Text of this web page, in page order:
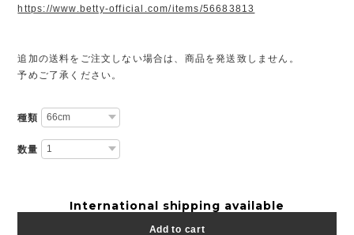
https://www.betty-official.com/items/56683813
追加の送料をご注文しない場合は、商品を発送致しません。
予めご了承ください。
種類
数量
International shipping available
Add to cart